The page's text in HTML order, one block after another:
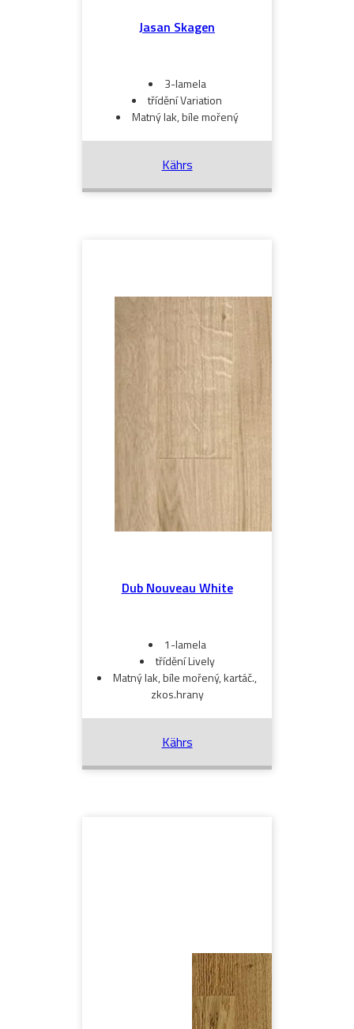
Jasan Skagen
3-lamela
třídění Variation
Matný lak, bíle mořený
Kährs
Dub Nouveau White
1-lamela
třídění Lively
Matný lak, bíle mořený, kartáč.,
zkos.hrany
Kährs